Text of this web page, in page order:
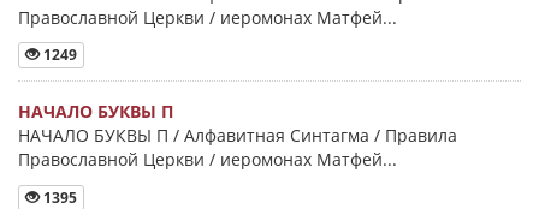
Православной Церкви / иеромонах Матфей...
1249
НАЧАЛО БУКВЫ Π
НАЧАЛО БУКВЫ Π / Алфавитная Синтагма / Правила
Православной Церкви / иеромонах Матфей...
1395